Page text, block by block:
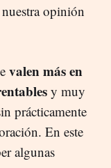
opinión
valen más en
y muy
prácticamente
En este
algunas